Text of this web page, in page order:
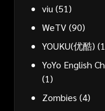
viu (51)
WeTV(90)
YOUKU(优酷)
YoYo English
(1)
Zombies (4)